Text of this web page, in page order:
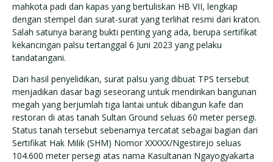
mahkota padi dan kapas yang bertuliskan HB VII, lengkap
dengan stempel dan surat-surat yang terlihat resmi dari kraton.
Salah satunya barang bukti penting yang ada, berupa sertifikat
kekancingan palsu tertanggal 6 Juni 2023 yang pelaku
tandatangani.
Dari hasil penyelidikan, surat palsu yang dibuat TPS tersebut
menjadikan dasar bagi seseorang untuk mendirikan bangunan
megah yang berjumlah tiga lantai untuk dibangun kafe dan
restoran di atas tanah Sultan Ground seluas 60 meter persegi.
Status tanah tersebut sebenarnya tercatat sebagai bagian dari
Sertifikat Hak Milik (SHM) Nomor XXXXX/Ngestirejo seluas
104.600 meter persegi atas nama Kasultanan Ngayogyakarta